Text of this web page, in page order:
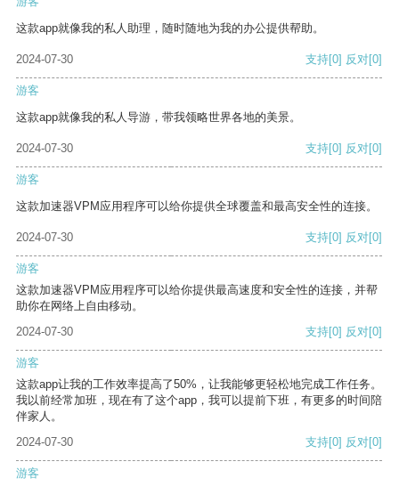
这款app就像我的私人助理，随时随地为我的办公提供帮助。
2024-07-30 支持[0] 反对[0]
游客
这款app就像我的私人导游，带我领略世界各地的美景。
2024-07-30 支持[0] 反对[0]
游客
这款加速器VPM应用程序可以给你提供全球覆盖和最高安全性的连接。
2024-07-30 支持[0] 反对[0]
游客
这款加速器VPM应用程序可以给你提供最高速度和安全性的连接，并帮
助你在网络上自由移动。
2024-07-30
支持[0] 反对[0]
游客
这款app让我的工作效率提高了50%，让我能够更轻松地完成工作任务。
我以前经常加班，现在有了这个app，我可以提前下班，有更多的时间陪
伴家人。
2024-07-30
支持[0] 反对[0]
游客